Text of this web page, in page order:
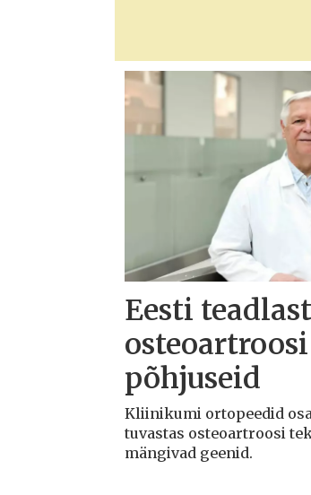
Eesti
põhjuseid
Kliinikumi ortopeedid
tuvastas osteoartroosi
mängivad geenid.